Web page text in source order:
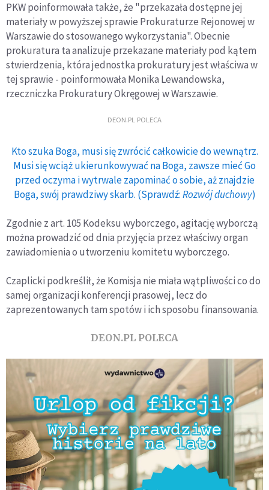
PKW poinformowała także, że "przekazała dostępne jej
materiały w powyższej sprawie Prokuraturze Rejonowej w
Warszawie do stosowanego wykorzystania". Obecnie
prokuratura ta analizuje przekazane materiały pod kątem
stwierdzenia, która jednostka prokuratury jest właściwa w
tej sprawie - poinformowała Monika Lewandowska,
rzeczniczka Prokuratury Okręgowej w Warszawie.
DEON.PL POLECA
Kto szuka Boga, musi się zwrócić całkowicie do wewnątrz.
Musi się wciąż ukierunkowywać na Boga, zawsze mieć Go
przed oczyma i wytrwale zapominać o sobie, aż znajdzie
Boga, swój prawdziwy skarb. (Sprawdź:Rozwój duchowy)
Zgodnie z art. 105 Kodeksu wyborczego, agitację wyborczą
można prowadzić od dnia przyjęcia przez właściwy organ
zawiadomienia o utworzeniu komitetu wyborczego.
Czaplicki podkreślił, że Komisja nie miała wątpliwości co do
samej organizacji konferencji prasowej, lecz do
zaprezentowanych tam spotów i ich sposobu finansowania.
DEON.PL POLECA